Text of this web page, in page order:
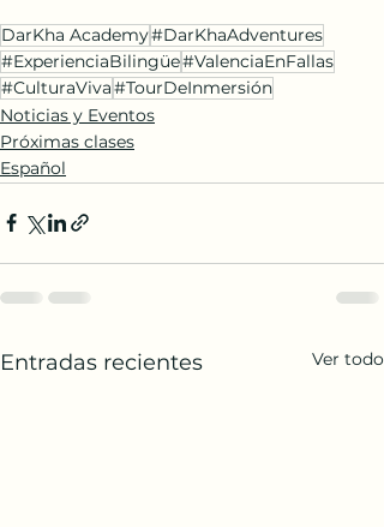
DarKha Academy#DarKhaAdventures
#ExperienciaBilingüe#ValenciaEnFallas
#CulturaViva#TourDeInmersión
Noticias y Eventos
Próximas clases
Español
Entradas recientes Ver todo